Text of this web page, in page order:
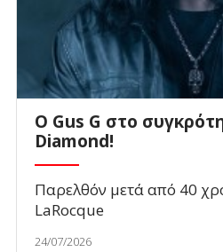
O Gus G στο
Diamond!
Παρελθόν μετά από 40
LaRocque
24/07/2026